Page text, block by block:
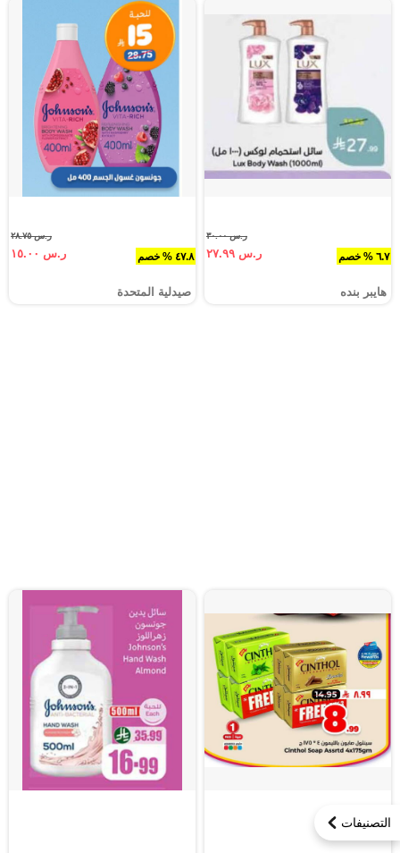
التصنيفات
٦.٧ % خصم
ر.س ٣٠.٠٠
ر.س ٢٧.٩٩
هايبر بنده
٤٧.٨ % خصم
ر.س ٢٨.٧٥
ر.س ١٥.٠٠
صيدلية المتحدة